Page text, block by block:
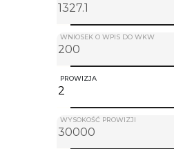
WNIOSEK O WPIS DO WKW
PROWIZJA
WYSOKOŚĆ PROWIZJI